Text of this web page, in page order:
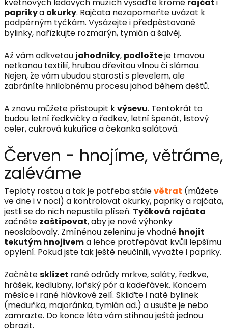
paprikya okurky. Rajčata nezapomeňte uvázat k
podpěrným tyčkám. Vysázejte i předpěstované
bylinky, nařízkujte rozmarýn, tymián a šalvěj.
Až vám odkvetou jahodníky, podložteje tmavou
netkanou textilií, hrubou dřevitou vlnou či slámou.
Nejen, že vám ubudou starosti s plevelem, ale
zabráníte hnilobnému procesu jahod během dešťů.
A znovu můžete přistoupit kvýsevu. Tentokrát to
budou letní ředkvičky a ředkev, letní špenát, listový
celer, cukrová kukuřice a čekanka salátová.
Červen - hnojíme, větráme,
zaléváme
Teploty rostou a tak je potřeba stálevětrat (můžete
ve dne i v noci) a kontrolovat okurky, papriky a rajčata,
jestli se do nich nepustila plíseň. Tyčková rajčata
začněte zaštipovat, aby je nové výhonky
neoslabovaly. Zmíněnou zeleninu je vhodné hnojit
tekutým hnojivema lehce protřepávat kvůli lepšímu
opylení. Pokud jste tak ještě neučinili, vyvažte i papriky.
Začnětesklízet rané odrůdy mrkve, saláty, ředkve,
hrášek, kedlubny, loňský pór a kadeřávek. Koncem
měsíce i rané hlávkové zelí. Skliďte i natě bylinek
(meduňka, majoránka, tymián ad.) a usušte je nebo
zamrazte. Do konce léta vám stihnou ještě jednou
obrazit.